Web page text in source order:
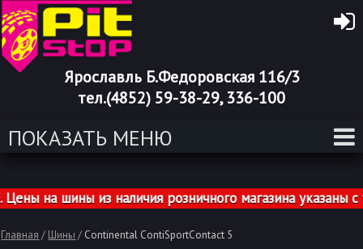
Ярославль Б.Федоровская 116/3
тел.(4852) 59-38-29, 336-100
ПОКАЗАТЬ МЕНЮ
на шины из наличия розничного магазина указаны с
Главная / Шины / Continental ContiSportContact 5